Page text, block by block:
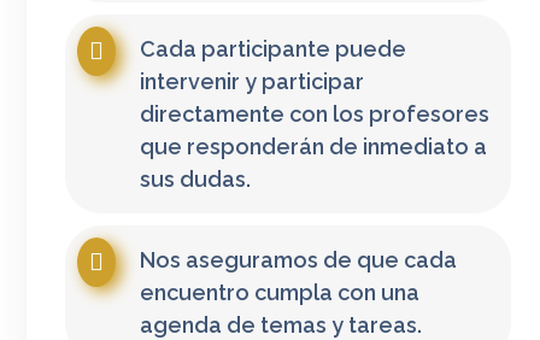
Cada participante puede
intervenir y participar
directamente con los profesores
que responderán de inmediato a
sus dudas.
Nos aseguramos de que cada
encuentro cumpla con una
agenda de temas y tareas.